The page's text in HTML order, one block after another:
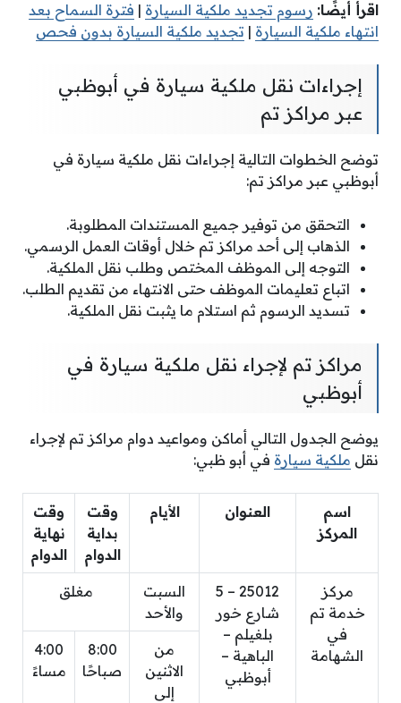
اقرأ أيضًا: رسوم تجديد ملكية السيارة | فترة السماح بعد
انتهاء ملكية السيارة | تجديد ملكية السيارة بدون فحص
إجراءات نقل ملكية سيارة في أبوظبي
عبر مراكز تم
توضح الخطوات التالية إجراءات نقل ملكية سيارة في
أبوظبي عبر مراكز تم:
التحقق من توفير جميع المستندات المطلوبة.
الذهاب إلى أحد مراكز تم خلال أوقات العمل الرسمي.
التوجه إلى الموظف المختص وطلب نقل الملكية.
اتباع تعليمات الموظف حتى الانتهاء من تقديم الطلب.
تسديد الرسوم ثم استلام ما يثبت نقل الملكية.
مراكز تم لإجراء نقل ملكية سيارة في
أبوظبي
يوضح الجدول التالي أماكن ومواعيد دوام مراكز تم لإجراء
نقل ملكية سيارة في أبو ظبي:
اسم
المركز
العنوان الأيام
وقت
بداية
الدوام
وقت
نهاية
الدوام
مركز
خدمة تم
في
الشهامة
25012 – 5
شارع خور
بلغيلم –
الباهية –
أبوظبي
السبت
والأحد
مغلق
من
الاثنين
إلى
8:00
صباحًا
4:00
مساءً